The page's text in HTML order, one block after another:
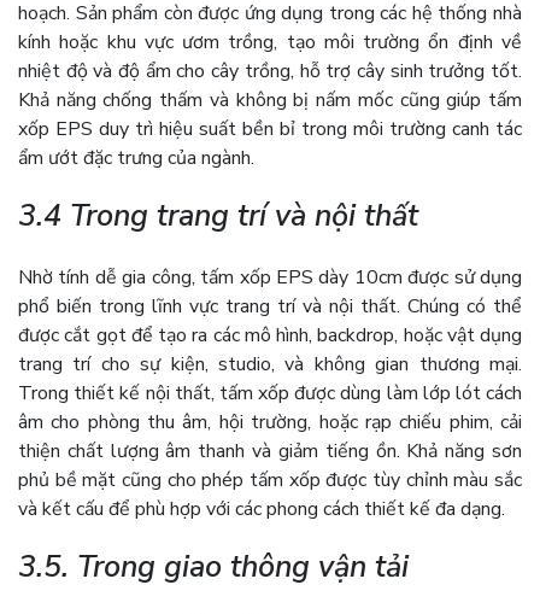
hoạch. Sản phẩm còn được ứng dụng trong các hệ thống nhà
kính hoặc khu vực ươm trồng, tạo môi trường ổn định về
nhiệt độ và độ ẩm cho cây trồng, hỗ trợ cây sinh trưởng tốt.
Khả năng chống thấm và không bị nấm mốc cũng giúp tấm
xốp EPS duy trì hiệu suất bền bỉ trong môi trường canh tác
ẩm ướt đặc trưng của ngành.
3.4 Trong trang trí và nội thất
Nhờ tính dễ gia công, tấm xốp EPS dày 10cm được sử dụng
phổ biến trong lĩnh vực trang trí và nội thất. Chúng có thể
được cắt gọt để tạo ra các mô hình, backdrop, hoặc vật dụng
trang trí cho sự kiện, studio, và không gian thương mại.
Trong thiết kế nội thất, tấm xốp được dùng làm lớp lót cách
âm cho phòng thu âm, hội trường, hoặc rạp chiếu phim, cải
thiện chất lượng âm thanh và giảm tiếng ồn. Khả năng sơn
phủ bề mặt cũng cho phép tấm xốp được tùy chỉnh màu sắc
và kết cấu để phù hợp với các phong cách thiết kế đa dạng.
3.5. Trong giao thông vận tải